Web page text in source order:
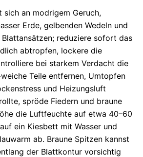
sich an modrigem Geruch,
Erde, gelbenden Wedeln und
reduziere sofort das
abtropfen, lockere die
bei starkem Verdacht die
Teile entfernen, Umtopfen
und Heizungsluft
spröde Fiedern und braune
die Luftfeuchte auf etwa 40–60
ein Kiesbett mit Wasser und
ab. Braune Spitzen kannst
der Blattkontur vorsichtig